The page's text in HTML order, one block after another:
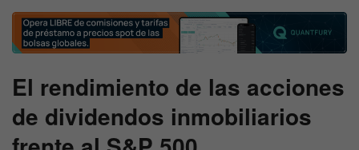
El rendimiento de las acciones
de dividendos inmobiliarios